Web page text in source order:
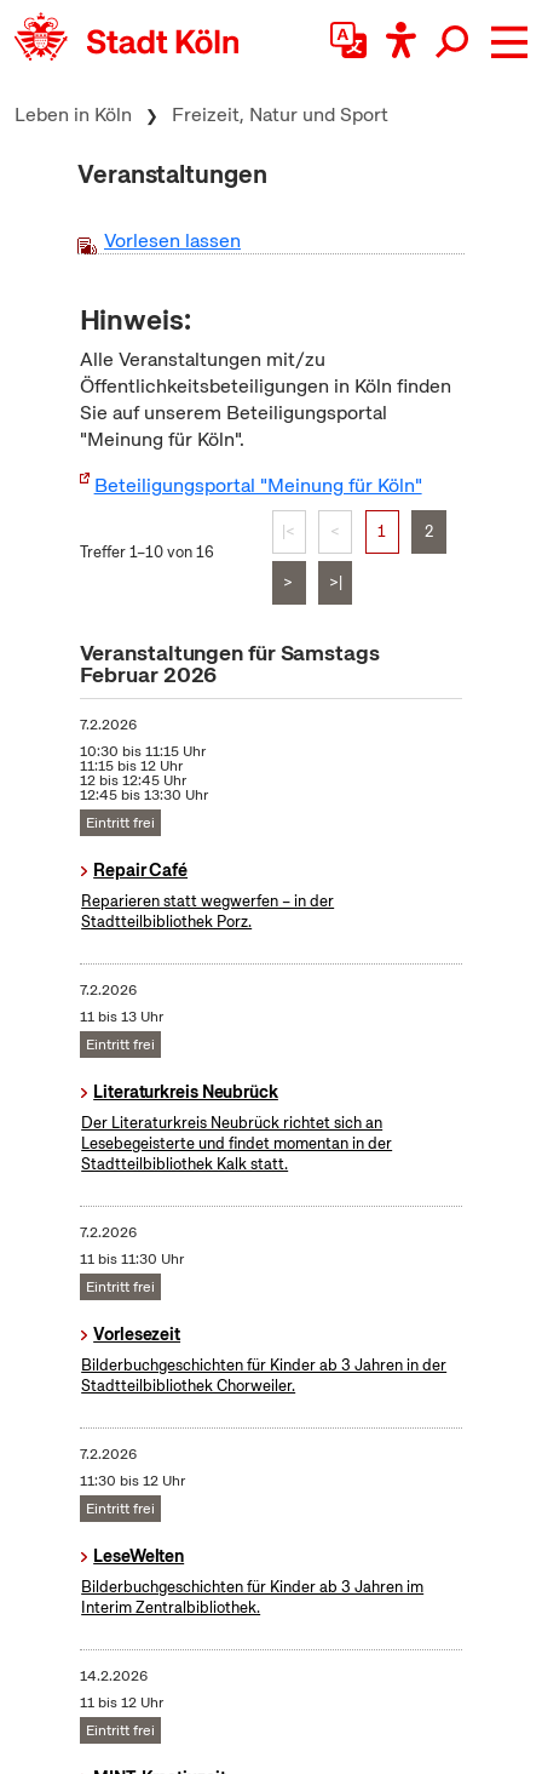
zum Inhalt springen
Leben in Köln Freizeit, Natur und Sport
Veranstaltungen
Vorlesen lassen
Hinweis:
Alle Veranstaltungen mit/zu
Öffentlichkeitsbeteiligungen in Köln finden
Sie auf unserem Beteiligungsportal
"Meinung für Köln".
Beteiligungsportal "Meinung für Köln"
Treffer 1–10 von 16
|< < 1 2
> >|
Veranstaltungen für Samstags
Februar 2026
7.2.2026
10:30 bis 11:15 Uhr
11:15 bis 12 Uhr
12 bis 12:45 Uhr
12:45 bis 13:30 Uhr
Eintritt frei
Repair Café
Reparieren statt wegwerfen – in der
Stadtteilbibliothek Porz.
7.2.2026
11 bis 13 Uhr
Eintritt frei
Literaturkreis Neubrück
Der Literaturkreis Neubrück richtet sich an
Lesebegeisterte und findet momentan in der
Stadtteilbibliothek Kalk statt.
7.2.2026
11 bis 11:30 Uhr
Eintritt frei
Vorlesezeit
Bilderbuchgeschichten für Kinder ab 3 Jahren in der
Stadtteilbibliothek Chorweiler.
7.2.2026
11:30 bis 12 Uhr
Eintritt frei
LeseWelten
Bilderbuchgeschichten für Kinder ab 3 Jahren im
Interim Zentralbibliothek.
14.2.2026
11 bis 12 Uhr
Eintritt frei